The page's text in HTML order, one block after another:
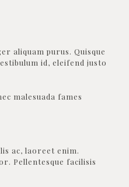
aliquam purus. Quisque
id, eleifend justo
malesuada fames
ac, laoreet enim.
Pellentesque facilisis